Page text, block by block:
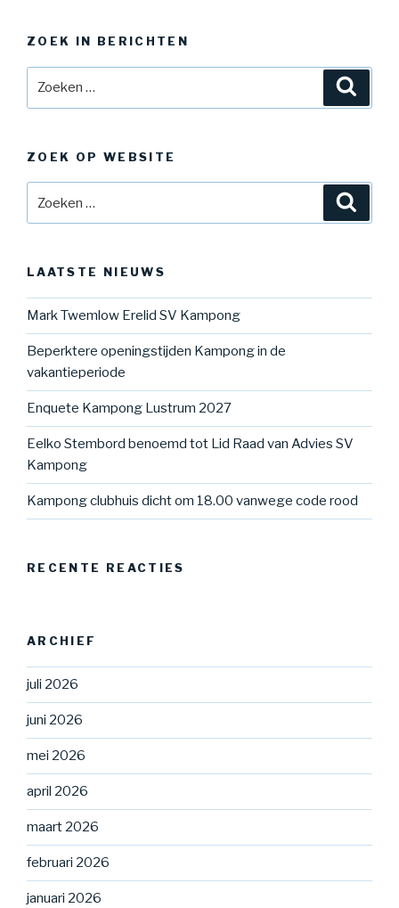
ZOEK IN BERICHTEN
ZOEK OP WEBSITE
LAATSTE NIEUWS
Mark Twemlow Erelid SV Kampong
Beperktere openingstijden Kampong in de
vakantieperiode
Enquete Kampong Lustrum 2027
Eelko Stembord benoemd tot Lid Raad van Advies SV
Kampong
Kampong clubhuis dicht om 18.00 vanwege code rood
RECENTE REACTIES
ARCHIEF
juli 2026
juni 2026
mei 2026
april 2026
maart 2026
februari 2026
januari 2026